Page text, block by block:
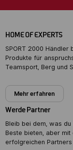
HOME OF EXPERTS
SPORT 2000
Produkte für
Teamsport, Berg und
Mehr erfahren
Werde Partner
Bleib bei dem, was
Beste bieten, aber mit
erfolgreichen